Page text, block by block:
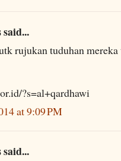
rujukan tuduhan
?s=al+qardhawi
at 9:09 PM